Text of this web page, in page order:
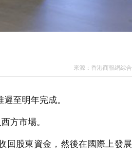
來源： 香港商報網綜合
至明年完成。
方市場。
回股東資金，然後在國際上發展